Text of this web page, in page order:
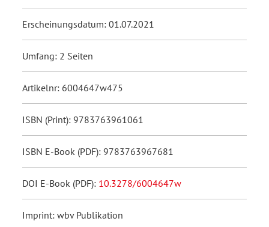
Erscheinungsdatum: 01.07.2021
Umfang: 2 Seiten
Artikelnr: 6004647w475
ISBN (Print): 9783763961061
ISBN E-Book (PDF): 9783763967681
DOI E-Book (PDF): 10.3278/6004647w
Imprint: wbv Publikation